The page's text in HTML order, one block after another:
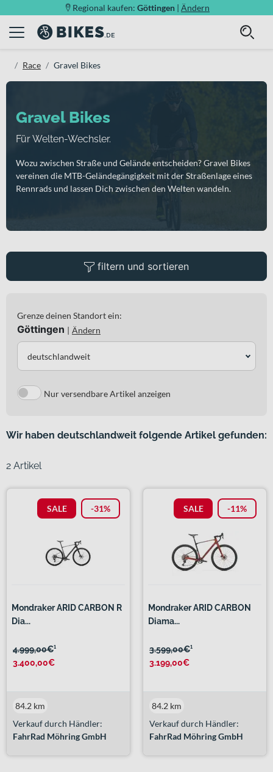
Regional kaufen: Göttingen | Ändern
Race Gravel Bikes
Gravel Bikes
Für Welten-Wechsler.
Wozu zwischen Straße und Gelände entscheiden? Gravel Bikes
vereinen die MTB-Geländegängigkeit mit der Straßenlage eines
Rennrads und lassen Dich zwischen den Welten wandeln.
filtern und sortieren
Grenze deinen Standort ein:
Göttingen | Ändern
deutschlandweit
Nur versendbare Artikel anzeigen
Wir haben deutschlandweit folgende Artikel gefunden:
2 Artikel
SALE -31%
Mondraker ARID CARBON R
Dia...
4.999,00€¹
3.400,00€
Verkauf durch Händler:
FahrRad Möhring GmbH
84.2 km
SALE -11%
Mondraker ARID CARBON
Diama...
3.599,00€¹
3.199,00€
Verkauf durch Händler:
FahrRad Möhring GmbH
84.2 km